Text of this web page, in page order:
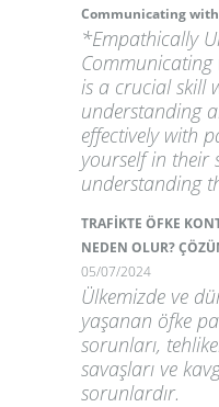
Communicating
*Empathically
is a crucial skill
understanding
effectively with
yourself in their
understanding
TRAFİKTE ÖFKE
NEDEN OLUR?
05/07/2024
Ülkemizde ve
yaşanan öfke
sorunları,
savaşları ve
sorunlardır.